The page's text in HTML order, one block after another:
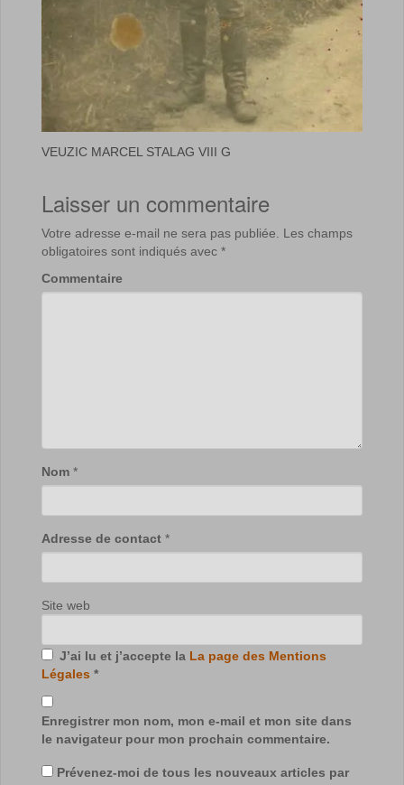
VEUZIC MARCEL STALAG VIII G
Laisser un commentaire
Votre adresse e-mail ne sera pas publiée.
Les champs
obligatoires sont indiqués avec *
Commentaire
Nom *
Adresse de contact *
Site web
J’ai lu et j’accepte la La page des Mentions
Légales *
Enregistrer mon nom, mon e-mail et mon site dans
le navigateur pour mon prochain commentaire.
Prévenez-moi de tous les nouveaux articles par